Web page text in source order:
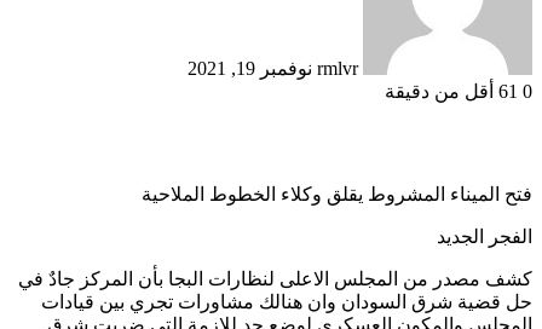
rmlvr نوفمبر 19, 2021
0
أقل من دقيقة
فتح الميناء المشروط يقلق وكلاء الخطوط الملاحية
الفجر الجديد
كشف مصدر من المجلس الاعلى لنظارات البجا بأن المركز جادٌ في
حل قضية شرق السودان وان هنالك مشاورات تجري بين قيادات
المجلس والمكون العسكري لوضع حد للازمة التي ضربت شرق